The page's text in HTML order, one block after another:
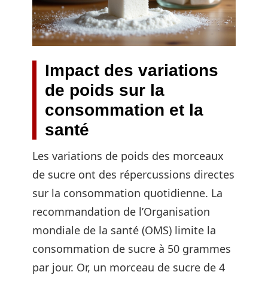
Impact des variations
de poids sur la
consommation et la
santé
Les variations de poids des morceaux
de sucre ont des répercussions directes
sur la consommation quotidienne. La
recommandation de l’Organisation
mondiale de la santé (OMS) limite la
consommation de sucre à 50 grammes
par jour. Or, un morceau de sucre de 4